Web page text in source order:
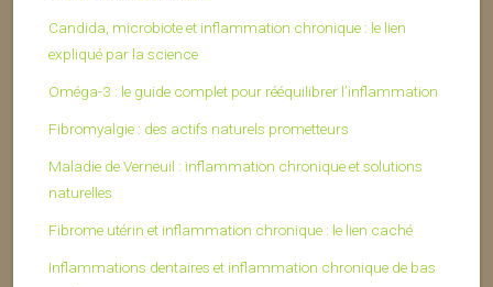
Candida, microbiote et inflammation chronique : le lien
expliqué par la science
Oméga-3 : le guide complet pour rééquilibrer l’inflammation
Fibromyalgie : des actifs naturels prometteurs
Maladie de Verneuil : inflammation chronique et solutions
naturelles
Fibrome utérin et inflammation chronique : le lien caché
Inflammations dentaires et inflammation chronique de bas